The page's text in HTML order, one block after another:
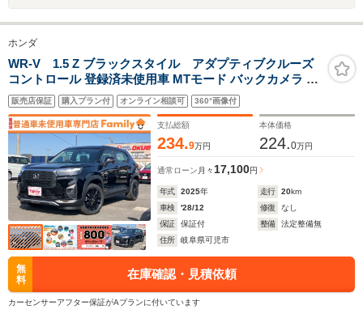
ホンダ
WR-V 1.5 Z ブラックスタイル アダプティブクルーズ
コントロール 登録済未使用車 MTモード バックカメラ ス
マートキー 衝突被害軽減ブレーキ アクセル踏み間違い防
止装置 フォグランプ アルミホイール オートマチックハイ
ビーム 禁煙車
販売店保証 購入プラン付 オンライン相談可 360°画像付
支払総額
234.9万円
本体価格
224.0万円
通常ローン 月々 17,100円
年式 2025年 走行 20km
車検
'28/12 修復
なし
保証
保証付 整備
法定整備無
住所
岐阜県可児市
無
料
在庫確認・見積依頼
カーセンサーアフター保証がAプランに付いています